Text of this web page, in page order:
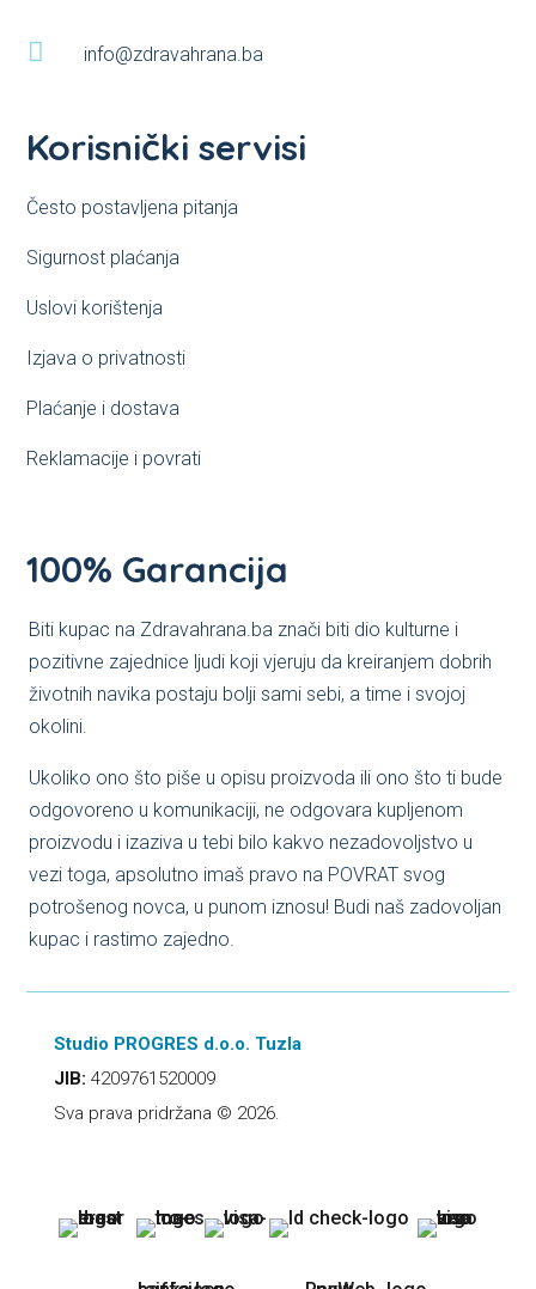
 info@zdravahrana.ba
Korisnički servisi
Često postavljena pitanja
Sigurnost plaćanja
Uslovi korištenja
Izjava o privatnosti
Plaćanje i dostava
Reklamacije i povrati
100% Garancija
Biti kupac na Zdravahrana.ba znači biti dio kulturne i
pozitivne zajednice ljudi koji vjeruju da kreiranjem dobrih
životnih navika postaju bolji sami sebi, a time i svojoj
okolini.
Ukoliko ono što piše u opisu proizvoda ili ono što ti bude
odgovoreno u komunikaciji, ne odgovara kupljenom
proizvodu i izaziva u tebi bilo kakvo nezadovoljstvo u
vezi toga, apsolutno imaš pravo na POVRAT svog
potrošenog novca, u punom iznosu! Budi naš zadovoljan
kupac i rastimo zajedno.
Studio PROGRES d.o.o. Tuzla
JIB: 4209761520009
Sva prava pridržana © 2026.